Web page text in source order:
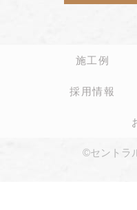
施工例
採用情報
©セントラ